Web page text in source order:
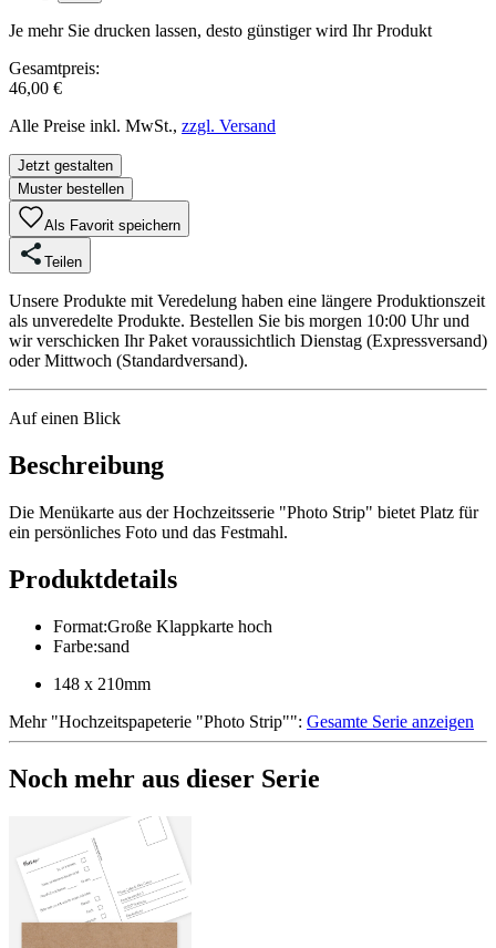
Je mehr Sie drucken lassen, desto günstiger wird Ihr Produkt
Gesamtpreis:
46,00 €
Alle Preise inkl. MwSt., zzgl. Versand
Jetzt gestalten
Muster bestellen
Als Favorit speichern
Teilen
Unsere Produkte mit Veredelung haben eine längere Produktionszeit
als unveredelte Produkte. Bestellen Sie bis morgen 10:00 Uhr und
wir verschicken Ihr Paket voraussichtlich Dienstag (Expressversand)
oder Mittwoch (Standardversand).
Auf einen Blick
Beschreibung
Die Menükarte aus der Hochzeitsserie "Photo Strip" bietet Platz für
ein persönliches Foto und das Festmahl.
Produktdetails
Format:Große Klappkarte hoch
Farbe:sand
148 x 210mm
Mehr"Hochzeitspapeterie "Photo Strip"": Gesamte Serie anzeigen
Noch mehr aus dieser Serie